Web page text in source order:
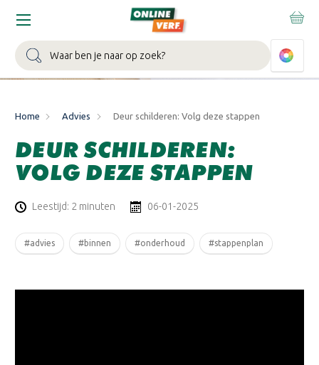
Zoeken
Home Advies Deur schilderen: Volg deze stappen
DEUR SCHILDEREN:
VOLG DEZE STAPPEN
Leestijd: 2 minuten 06-01-2025
#advies #binnen #onderhoud #stappenplan